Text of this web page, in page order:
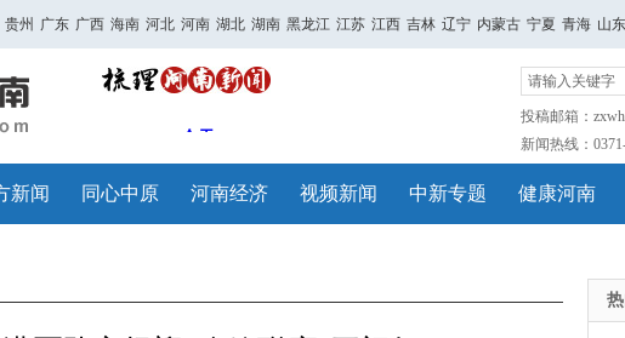
贵州 广东 广西 海南 河北 河南 湖北 湖南 黑龙江 江苏 江西 吉林 辽宁 内蒙古 宁夏 青海 山东
投稿邮箱：
新闻热线：
新闻 同心中原 河南经济 视频新闻 中新专题 健康河南